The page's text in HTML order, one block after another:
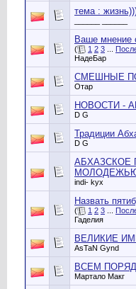
тема :
Ваше мнение
( 1 2 3
НадеБар
СМЕШНЫЕ
Отар
НОВОСТИ -
D G
Традиции
D G
АБХАЗСКОЕ
МОЛОДЕЖЬЮ
indi- kyx
Назвать
( 1 2 3
Гаделия
ВЕЛИКИЕ
AsTaN Gynd
ВСЕМ
Мартало Макг